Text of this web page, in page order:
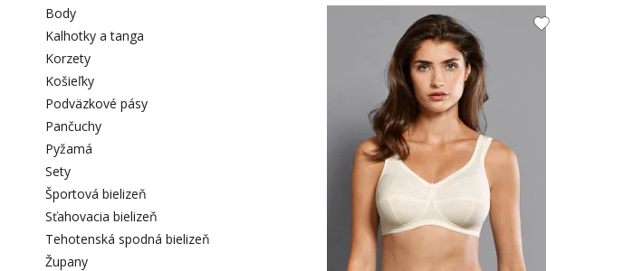
Body
Kalhotky a tanga
Korzety
Košieľky
Podväzkové pásy
Pančuchy
Pyžamá
Sety
Športová bielizeň
Sťahovacia bielizeň
Tehotenská spodná bielizeň
Župany